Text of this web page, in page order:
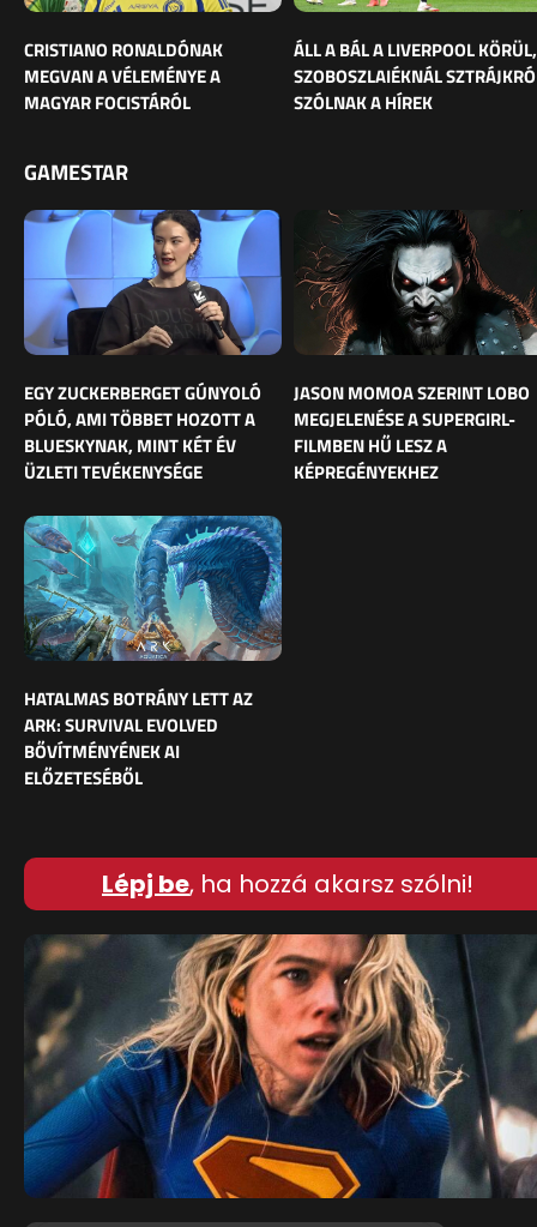
CRISTIANO RONALDÓNAK
MEGVAN A VÉLEMÉNYE A
MAGYAR FOCISTÁRÓL
ÁLL A BÁL A LIVERPOOL KÖRÜL,
SZOBOSZLAIÉKNÁL
SZÓLNAK A HÍREK
GAMESTAR
EGY ZUCKERBERGET GÚNYOLÓ
PÓLÓ, AMI TÖBBET HOZOTT A
BLUESKYNAK, MINT KÉT ÉV
ÜZLETI TEVÉKENYSÉGE
JASON MOMOA SZERINT LOBO
MEGJELENÉSE A SUPERGIRL-
FILMBEN HŰ LESZ A
KÉPREGÉNYEKHEZ
HATALMAS BOTRÁNY LETT AZ
ARK: SURVIVAL EVOLVED
BŐVÍTMÉNYÉNEK AI
ELŐZETESÉBŐL
Lépj be, ha hozzá akarsz szólni!